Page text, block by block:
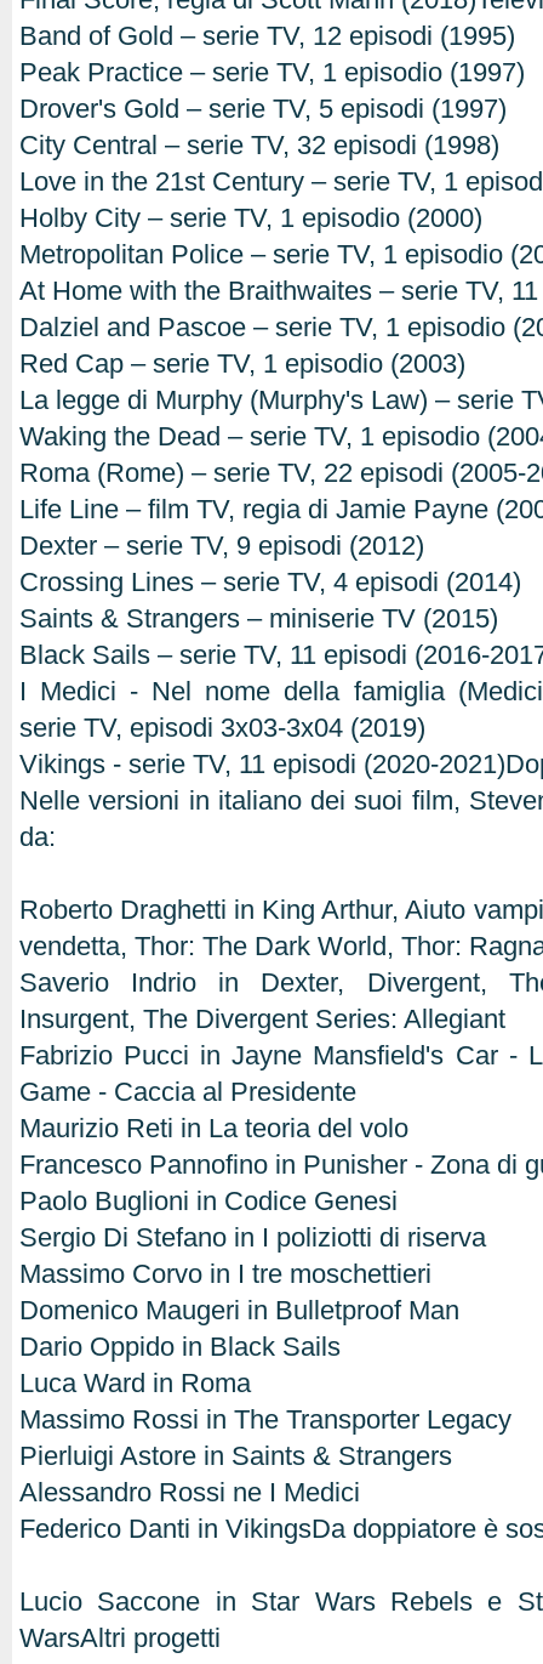
Band of Gold – serie TV, 12 episodi (1995)
Peak Practice – serie TV, 1 episodio (1997)
Drover's Gold – serie TV, 5 episodi (1997)
City Central – serie TV, 32 episodi (1998)
Love in the 21st Century – serie TV, 1
Holby City – serie TV, 1 episodio (2000)
Metropolitan Police – serie TV, 1 episodio
At Home with the Braithwaites – serie TV,
Dalziel and Pascoe – serie TV, 1 episodio
Red Cap – serie TV, 1 episodio (2003)
La legge di Murphy (Murphy's Law) – serie
Waking the Dead – serie TV, 1 episodio
Roma (Rome) – serie TV, 22 episodi (2005-
Life Line – film TV, regia di Jamie Payne
Dexter – serie TV, 9 episodi (2012)
Crossing Lines – serie TV, 4 episodi (2014)
Saints & Strangers – miniserie TV (2015)
Black Sails – serie TV, 11 episodi (2016-
I Medici - Nel nome della famiglia
serie TV, episodi 3x03-3x04 (2019)
Vikings - serie TV, 11 episodi (2020-
Nelle versioni in italiano dei suoi film,
da:
Roberto Draghetti in King Arthur, Aiuto
vendetta, Thor: The Dark World, Thor:
Saverio Indrio in Dexter, Divergent,
Insurgent, The Divergent Series: Allegiant
Fabrizio Pucci in Jayne Mansfield's Car -
Game - Caccia al Presidente
Maurizio Reti in La teoria del volo
Francesco Pannofino in Punisher - Zona di
Paolo Buglioni in Codice Genesi
Sergio Di Stefano in I poliziotti di riserva
Massimo Corvo in I tre moschettieri
Domenico Maugeri in Bulletproof Man
Dario Oppido in Black Sails
Luca Ward in Roma
Massimo Rossi in The Transporter Legacy
Pierluigi Astore in Saints & Strangers
Alessandro Rossi ne I Medici
Federico Danti in VikingsDa doppiatore è
Lucio Saccone in Star Wars Rebels e
WarsAltri progetti